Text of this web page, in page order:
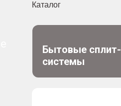
Бытовые сплит-
системы
Каталог